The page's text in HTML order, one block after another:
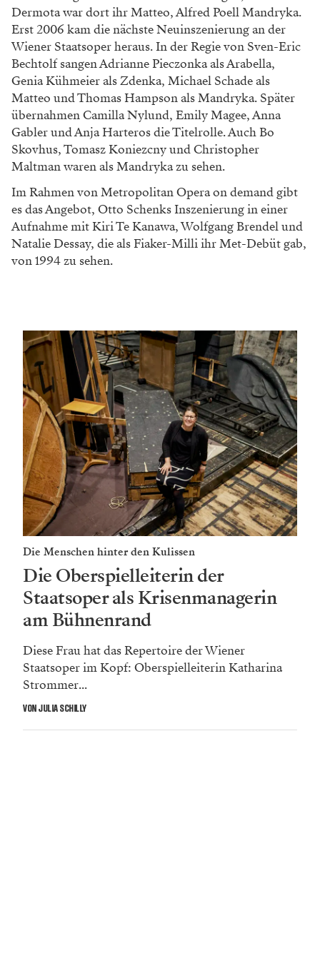
Dermota war dort ihr Matteo, Alfred Poell Mandryka.
Erst 2006 kam die nächste Neuinszenierung an der
Wiener Staatsoper heraus. In der Regie von Sven-Eric
Bechtolf sangen Adrianne Pieczonka als Arabella,
Genia Kühmeier als Zdenka, Michael Schade als
Matteo und Thomas Hampson als Mandryka. Später
übernahmen Camilla Nylund, Emily Magee, Anna
Gabler und Anja Harteros die Titelrolle. Auch Bo
Skovhus, Tomasz Koniezcny und Christopher
Maltman waren als Mandryka zu sehen.
Im Rahmen von Metropolitan Opera on demand gibt
es das Angebot, Otto Schenks Inszenierung in einer
Aufnahme mit Kiri Te Kanawa, Wolfgang Brendel und
Natalie Dessay, die als Fiaker-Milli ihr Met-Debüt gab,
von 1994 zu sehen.
Die Menschen hinter den Kulissen
Die Oberspielleiterin der
Staatsoper als Krisenmanagerin
am Bühnenrand
Diese Frau hat das Repertoire der Wiener
Staatsoper im Kopf: Oberspielleiterin Katharina
Strommer...
VON JULIA SCHILLY